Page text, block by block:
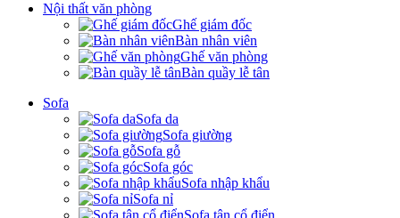
Nội thất văn phòng
Ghế giám đốc
Bàn nhân viên
Ghế văn phòng
Bàn quầy lễ tân
Sofa
Sofa da
Sofa giường
Sofa gỗ
Sofa góc
Sofa nhập khẩu
Sofa nỉ